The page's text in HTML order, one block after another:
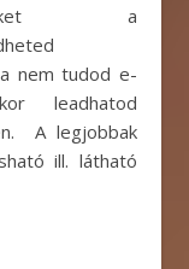
a
küldheted
nem tudod e-
leadhatod
A legjobbak
ill. látható